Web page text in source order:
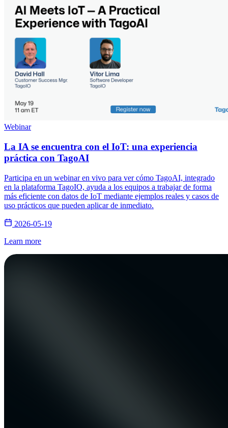
Webinar
La IA se encuentra con el IoT: una experiencia
práctica con TagoAI
Participa en un webinar en vivo para ver cómo TagoAI, integrado
en la plataforma TagoIO, ayuda a los equipos a trabajar de forma
más eficiente con datos de IoT mediante ejemplos reales y casos de
uso prácticos que pueden aplicar de inmediato.
2026-05-19
Learn more